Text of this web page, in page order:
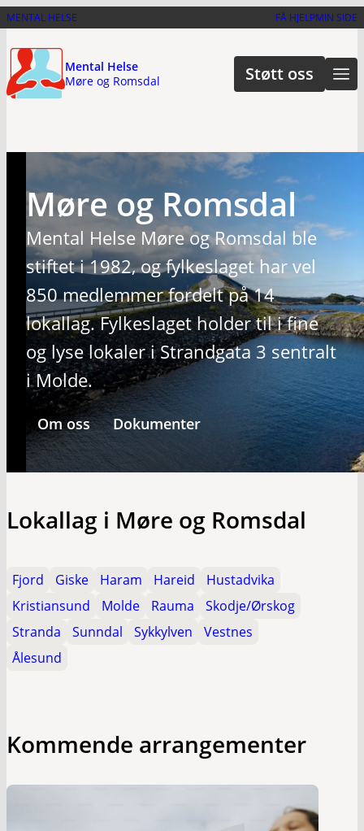
Hopp
hovedinnhold
MENTAL HELSE FÅ HJELPMIN SIDE
Mental Helse
Møre og Romsdal
Støtt oss
Møre og Romsdal
Mental Helse Møre og Romsdal ble
stiftet i 1982, og fylkeslaget har vel
850 medlemmer fordelt på 14
lokallag. Fylkeslaget holder til i fine
og lyse lokaler i Strandgata 3 sentralt
i Molde.
Om oss Dokumenter
Lokallag i Møre og Romsdal
Fjord Giske Haram Hareid
Hustadvika
Kristiansund
Molde Rauma
Skodje/Ørskog
Stranda
Sunndal Sykkylven
Vestnes
Ålesund
Kommende arrangementer